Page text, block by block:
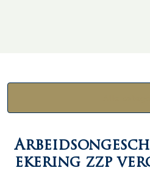
ekering zzp